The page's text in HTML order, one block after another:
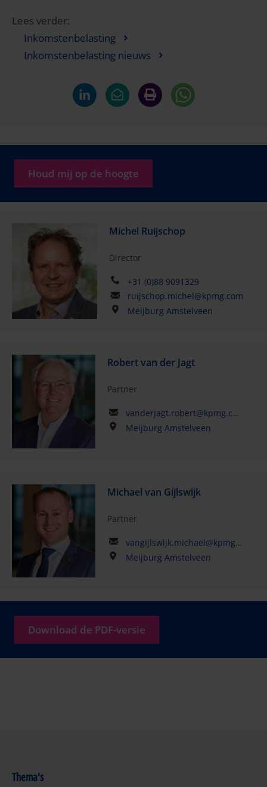
Lees verder:
Inkomstenbelasting
Inkomstenbelasting nieuws
Houd mij op de hoogte
Michel Ruijschop
Director
+31 (0)88 9091329
ruijschop.michel@kpmg.com
Meijburg Amstelveen
Robert van der Jagt
Partner
vanderjagt.robert@kpmg.com
Meijburg Amstelveen
Michael van Gijlswijk
Partner
vangijlswijk.michael@kpmg.com
Meijburg Amstelveen
Download de PDF-versie
Thema's